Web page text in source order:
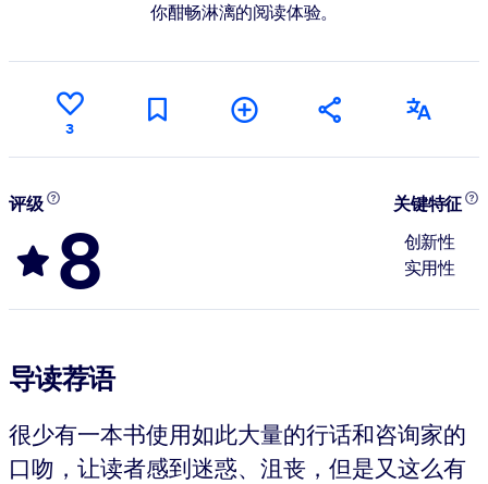
你酣畅淋漓的阅读体验。
3
评级
8
关键特征
创新性
实用性
导读荐语
很少有一本书使用如此大量的行话和咨询家的
口吻，让读者感到迷惑、沮丧，但是又这么有